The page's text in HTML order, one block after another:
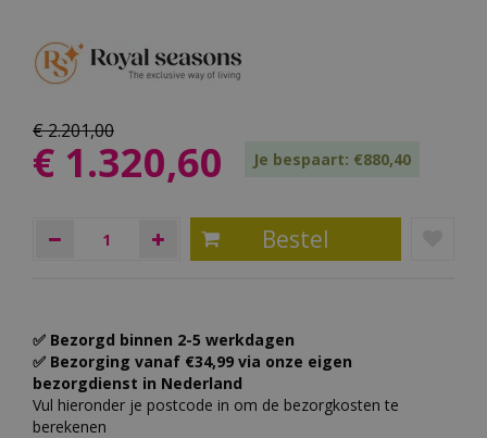
€2.201,00
€ 1.320,60 Je bespaart: €880,40
✅ Bezorgd binnen 2-5 werkdagen
✅ Bezorging vanaf €34,99 via onze eigen
bezorgdienst in Nederland
Vul hieronder je postcode in om de bezorgkosten te
berekenen